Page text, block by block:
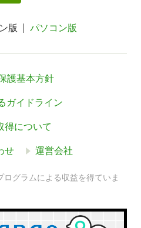
版 パソコン版
護基本方針
ガイドライン
得について
せ 運営会社
グラムによる収益を得ていま